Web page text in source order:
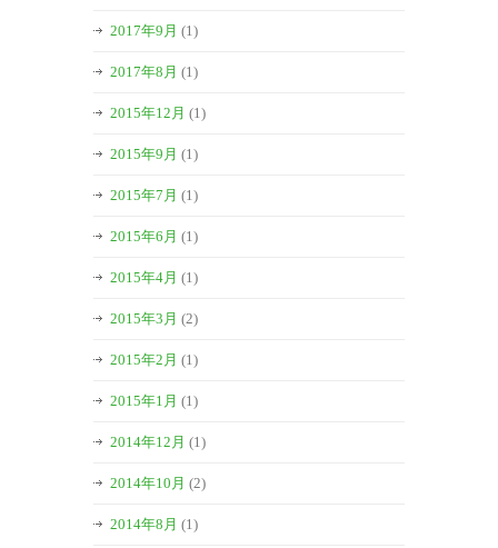
2017年9月 (1)
2017年8月 (1)
2015年12月 (1)
2015年9月 (1)
2015年7月 (1)
2015年6月 (1)
2015年4月 (1)
2015年3月 (2)
2015年2月 (1)
2015年1月 (1)
2014年12月 (1)
2014年10月 (2)
2014年8月 (1)